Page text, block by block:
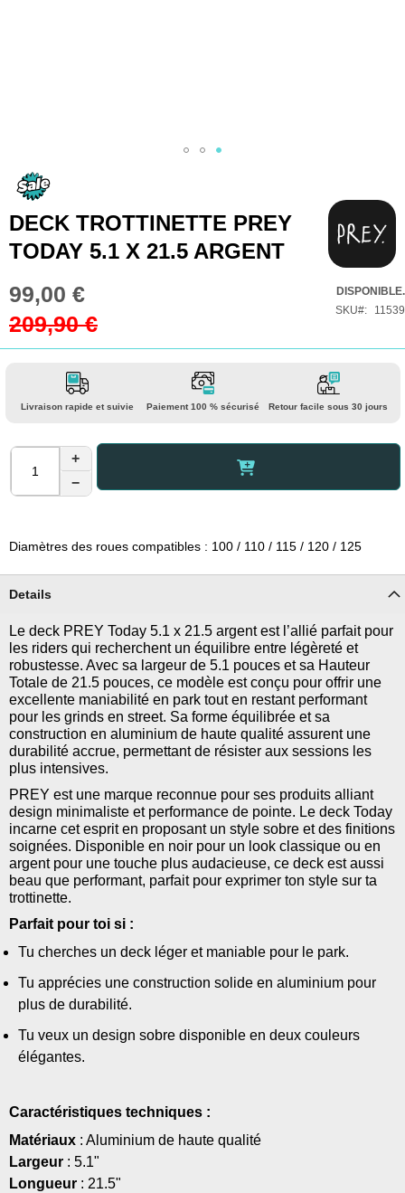
Skip
the
images
gallery
DECK TROTTINETTE PREY
TODAY 5.1 X 21.5 ARGENT
Prix
Spécial
99,00 €
209,90 €
DISPONIBLE.
SKU
11539
Livraison rapide et suivie Paiement 100 % sécurisé Retour facile sous 30 jours
+
−
Diamètres des roues compatibles : 100 / 110 / 115 / 120 / 125
Details
Le deck PREY Today 5.1 x 21.5 argent est l’allié parfait pour
les riders qui recherchent un équilibre entre légèreté et
robustesse. Avec sa largeur de 5.1 pouces et sa Hauteur
Totale de 21.5 pouces, ce modèle est conçu pour offrir une
excellente maniabilité en park tout en restant performant
pour les grinds en street. Sa forme équilibrée et sa
construction en aluminium de haute qualité assurent une
durabilité accrue, permettant de résister aux sessions les
plus intensives.
PREY est une marque reconnue pour ses produits alliant
design minimaliste et performance de pointe. Le deck Today
incarne cet esprit en proposant un style sobre et des finitions
soignées. Disponible en noir pour un look classique ou en
argent pour une touche plus audacieuse, ce deck est aussi
beau que performant, parfait pour exprimer ton style sur ta
trottinette.
Parfait pour toi si :
Tu cherches un deck léger et maniable pour le park.
Tu apprécies une construction solide en aluminium pour
plus de durabilité.
Tu veux un design sobre disponible en deux couleurs
élégantes.
Caractéristiques techniques :
Matériaux : Aluminium de haute qualité
Largeur : 5.1"
Longueur : 21.5"